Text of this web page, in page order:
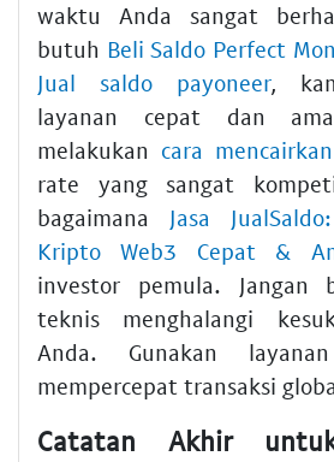
waktu Anda sangat
butuh Beli Saldo Perfect
Jual saldo payoneer,
layanan cepat dan
melakukan cara
rate yang sangat
bagaimana Jasa
Kripto Web3 Cepat &
investor pemula. Jangan
teknis menghalangi
Anda. Gunakan
mempercepat transaksi
Catatan Akhir